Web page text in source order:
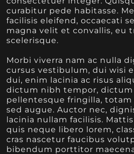
curabitur pede habitasse.
facilisis eleifend, occaecati
magna velit et convallis, eu
scelerisque.
Morbi viverra nam ac nulla
cursus vestibulum, dui wisi
dui, enim lacinia ac risus
dictum nibh tempor,
pellentesque fringilla, totam
sed augue. Auctor nec,
lacinia nullam facilisis.
quis neque libero lorem,
cras nascetur faucibus
bibendum porttitor